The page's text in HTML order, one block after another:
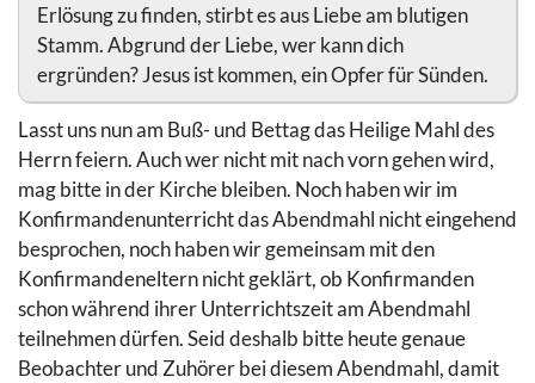
Erlösung zu finden, stirbt es aus Liebe am blutigen
Stamm. Abgrund der Liebe, wer kann dich
ergründen? Jesus ist kommen, ein Opfer für Sünden.
Lasst uns nun am Buß- und Bettag das Heilige Mahl des
Herrn feiern. Auch wer nicht mit nach vorn gehen wird,
mag bitte in der Kirche bleiben. Noch haben wir im
Konfirmandenunterricht das Abendmahl nicht eingehend
besprochen, noch haben wir gemeinsam mit den
Konfirmandeneltern nicht geklärt, ob Konfirmanden
schon während ihrer Unterrichtszeit am Abendmahl
teilnehmen dürfen. Seid deshalb bitte heute genaue
Beobachter und Zuhörer bei diesem Abendmahl, damit